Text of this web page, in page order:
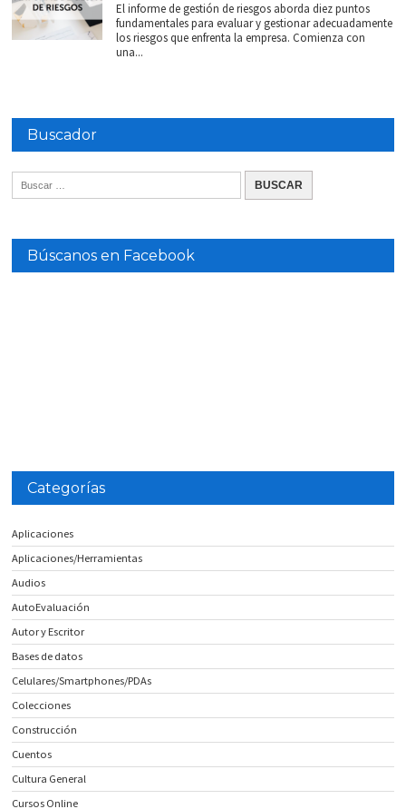
El informe de gestión de riesgos aborda diez puntos
fundamentales para evaluar y gestionar adecuadamente
los riesgos que enfrenta la empresa. Comienza con
una...
Buscador
Búscanos en Facebook
Categorías
Aplicaciones
Aplicaciones/Herramientas
Audios
AutoEvaluación
Autor y Escritor
Bases de datos
Celulares/Smartphones/PDAs
Colecciones
Construcción
Cuentos
Cultura General
Cursos Online